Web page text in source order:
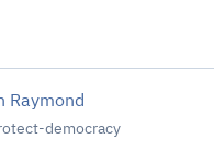
Raymond
democracy